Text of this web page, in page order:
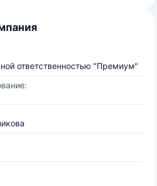
ответственностью "Премиум"